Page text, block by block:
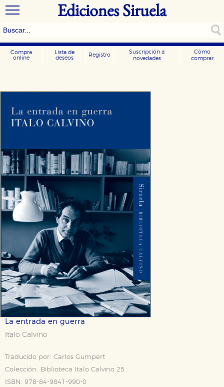
Ediciones Siruela
Compra
online
Lista de
deseos
Registro
Suscripción a
novedades
Cómo
comprar
La entrada en guerra
Italo Calvino
Traducido por: Carlos Gumpert
Colección:
Biblioteca Italo Calvino 25
ISBN: 978-84-9841-990-0